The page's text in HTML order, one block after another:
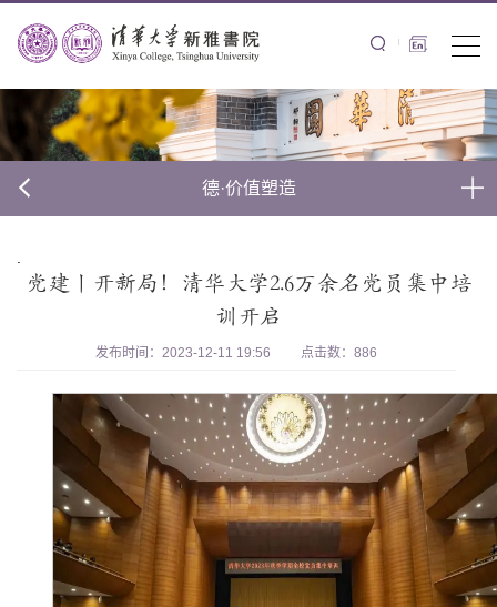
德·价值塑造
党建丨开新局！清华大学2.6万余名党员集中培
训开启
发布时间：2023-12-11 19:56 点击数： 886